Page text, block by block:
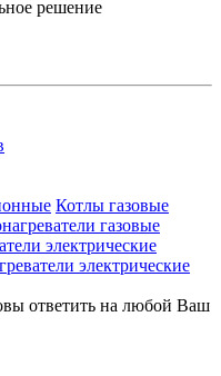
решение
Котлы газовые
газовые
электрические
электрические
ответить на любой Ваш